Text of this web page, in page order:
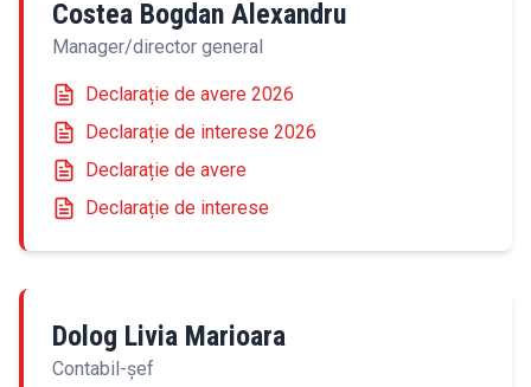
Costea Bogdan Alexandru
Manager/director general
Declarație de avere 2026
Declarație de interese 2026
Declarație de avere
Declarație de interese
Dolog Livia Marioara
Contabil-șef